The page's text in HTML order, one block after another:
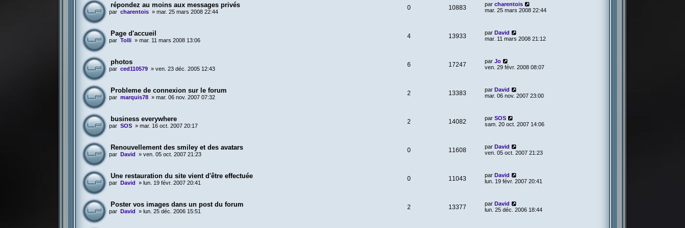
répondez au moins aux messages privés
par charentois »mar. 25 mars 2008 22:44
0 10883 par charentois
mar. 25 mars 2008 22:44
Page d'accueil
par Tolli »mar. 11 mars 2008 13:06
4 13933 par David
mar. 11 mars 2008 21:12
photos
par ced110579 »ven. 23 déc. 2005 12:43
6 17247 par Jo
ven. 29 févr. 2008 08:07
Probleme de connexion sur le forum
par marquis78 »mar. 06 nov. 2007 07:32
2 13383 par David
mar. 06 nov. 2007 23:00
business everywhere
par SOS »mar. 16 oct. 2007 20:17
2 14082 par SOS
sam. 20 oct. 2007 14:06
Renouvellement des smiley et des avatars
par David »ven. 05 oct. 2007 21:23
0 11608 par David
ven. 05 oct. 2007 21:23
Une restauration du site vient d'être effectuée
par David »lun. 19 févr. 2007 20:41
0 11043 par David
lun. 19 févr. 2007 20:41
Poster vos images dans un post du forum
par David »lun. 25 déc. 2006 15:51
2 13377 par David
lun. 25 déc. 2006 18:44